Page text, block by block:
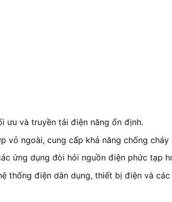
ưu và truyền tải điện năng ổn định.
vỏ ngoài, cung cấp khả năng chống
ứng dụng đòi hỏi nguồn điện phức tạp
thống điện dân dụng, thiết bị điện và